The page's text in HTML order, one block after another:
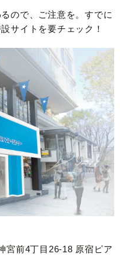
ので、ご注意を。すでに
サイトを要チェック！
宮前4丁目26-18 原宿ピア